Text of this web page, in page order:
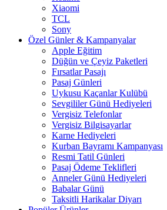
Xiaomi
TCL
Sony
Özel Günler & Kampanyalar
Apple Eğitim
Düğün ve Çeyiz Paketleri
Fırsatlar Pasajı
Pasaj Günleri
Uykusu Kaçanlar Kulübü
Sevgililer Günü Hediyeleri
Vergisiz Telefonlar
Vergisiz Bilgisayarlar
Karne Hediyeleri
Kurban Bayramı Kampanyası
Resmi Tatil Günleri
Pasaj Ödeme Teklifleri
Anneler Günü Hediyeleri
Babalar Günü
Taksitli Harikalar Diyarı